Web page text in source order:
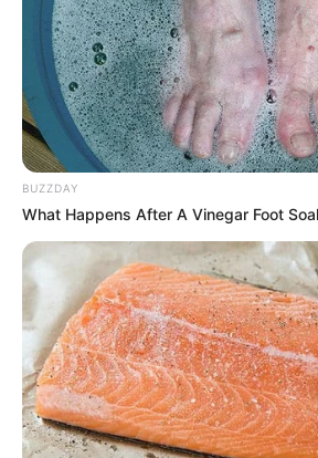
BUZZDAY
What Happens After A Vinegar Foot